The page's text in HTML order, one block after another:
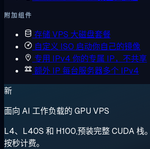
附加组件
存储 VPS 大磁盘套餐
自定义 ISO 启动你自己的镜像
专用 IPv4 你的专属 IP，不共享
额外 IP 每台服务器多个 IPv4
新
面向 AI 工作负载的 GPU VPS
L4、L40S 和 H100,预装完整 CUDA 栈
按秒计费。